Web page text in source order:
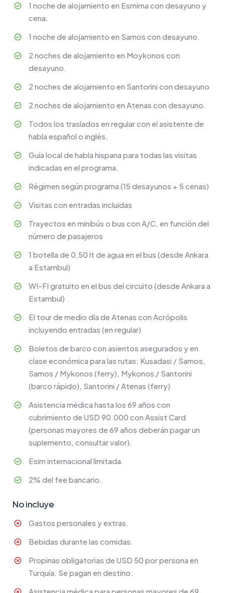
1 noche de alojamiento en Esmirna con desayuno y
cena.
1 noche de alojamiento en Samos con desayuno.
2 noches de alojamiento en Moykonos con
desayuno.
2 noches de alojamiento en Santorini con desayuno
2 noches de alojamiento en Atenas con desayuno.
Todos los traslados en regular con el asistente de
habla español o inglés.
Guía local de habla hispana para todas las visitas
indicadas en el programa.
Régimen según programa (15 desayunos + 5 cenas)
Visitas con entradas incluidas
Trayectos en minibús o bus con A/C, en función del
número de pasajeros
1 botella de 0,50 lt de agua en el bus (desde Ankara
a Estambul)
WI-FI gratuito en el bus del circuito (desde Ankara a
Estambul)
El tour de medio día de Atenas con Acrópolis
incluyendo entradas (en regular)
Boletos de barco con asientos asegurados y en
clase económica para las rutas: Kusadasi / Samos,
Samos / Mykonos (ferry), Mykonos / Santorini
(barco rápido), Santorini / Atenas (ferry)
Asistencia médica hasta los 69 años con
cubrimiento de USD 90.000 con Assist Card
(personas mayores de 69 años deberán pagar un
suplemento, consultar valor).
Esim internacional limitada.
2% del fee bancario.
No incluye
Gastos personales y extras.
Bebidas durante las comidas.
Propinas obligatorias de USD 50 por persona en
Turquía. Se pagan en destino.